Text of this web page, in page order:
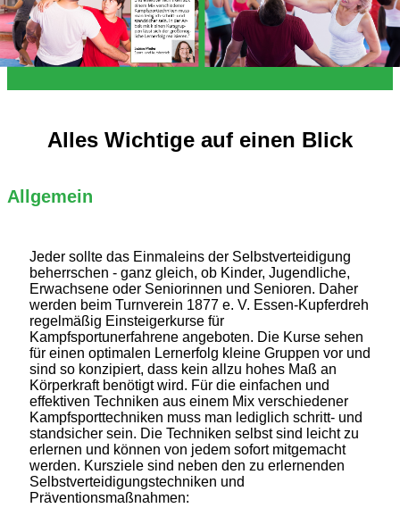
Alles Wichtige auf einen Blick
Allgemein
Jeder sollte das Einmaleins der Selbstverteidigung
beherrschen - ganz gleich, ob Kinder, Jugendliche,
Erwachsene oder Seniorinnen und Senioren. Daher
werden beim Turnverein 1877 e. V. Essen-Kupferdreh
regelmäßig Einsteigerkurse für
Kampfsportunerfahrene angeboten. Die Kurse sehen
für einen optimalen Lernerfolg kleine Gruppen vor und
sind so konzipiert, dass kein allzu hohes Maß an
Körperkraft benötigt wird. Für die einfachen und
effektiven Techniken aus einem Mix verschiedener
Kampfsporttechniken muss man lediglich schritt- und
standsicher sein. Die Techniken selbst sind leicht zu
erlernen und können von jedem sofort mitgemacht
werden. Kursziele sind neben den zu erlernenden
Selbstverteidigungstechniken und
Präventionsmaßnahmen: